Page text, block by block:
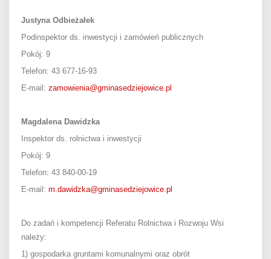
Justyna Odbieżałek
Podinspektor ds. inwestycji i zamówień publicznych
Pokój: 9
Telefon: 43 677-16-93
E-mail: zamowienia@gminasedziejowice.pl
Magdalena Dawidzka
Inspektor ds. rolnictwa i inwestycji
Pokój: 9
Telefon: 43 840-00-19
E-mail: m.dawidzka@gminasedziejowice.pl
Do zadań i kompetencji Referatu Rolnictwa i Rozwoju Wsi
należy:
1) gospodarka gruntami komunalnymi oraz obrót